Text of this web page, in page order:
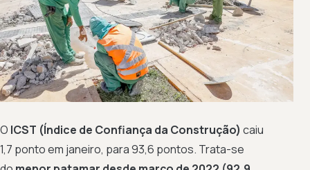
O ICST (Índice de Confiança da Construção) caiu
1,7 ponto em janeiro, para 93,6 pontos. Trata-se